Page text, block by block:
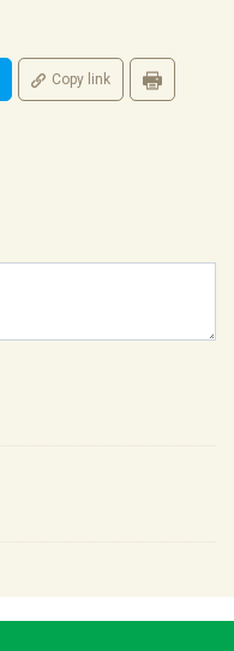
Copy link